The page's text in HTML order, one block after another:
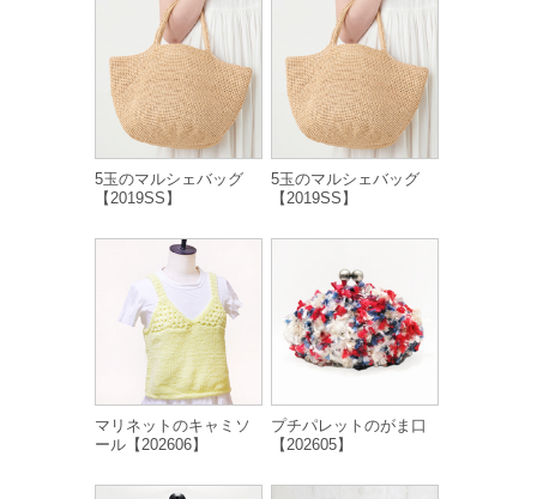
5玉のマルシェバッグ
【2019SS】
5玉のマルシェバッグ
【2019SS】
マリネットのキャミソ
ール【202606】
プチパレットのがま口
【202605】